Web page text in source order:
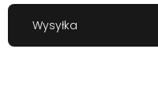
Wysyłka